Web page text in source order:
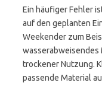
Ein häufiger Fehler
auf den geplanten
Weekender zum
wasserabweisendes
trockener Nutzung.
passende Material